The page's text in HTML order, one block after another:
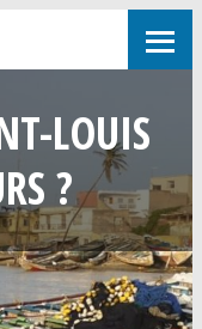
LOUIS
?